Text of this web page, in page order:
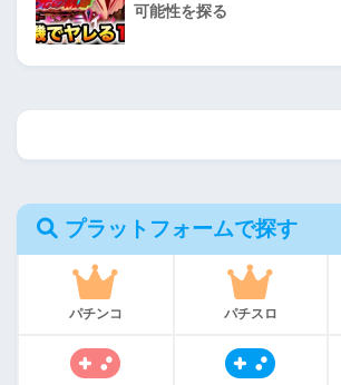
可能性を探る
プラットフォームで探す
パチンコ パチスロ